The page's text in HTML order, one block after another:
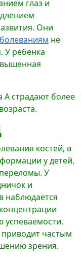
глаз и
Они
не
У ребенка
страдают более
костей, в
у детей,
У
и
наблюдается
частым
зрения.